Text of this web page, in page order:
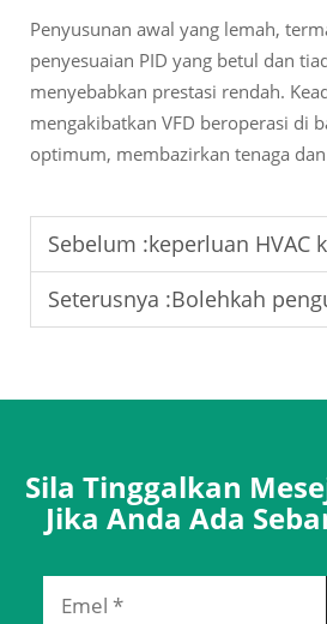
Penyusunan awal yang lemah,
penyesuaian PID yang betul dan
menyebabkan prestasi rendah.
mengakibatkan VFD beroperasi di
optimum, membazirkan tenaga
Sebelum :keperluan HVAC
Seterusnya :Bolehkah pengudaraan bilik bersih
Sila Tinggalkan
Jika Anda Ada